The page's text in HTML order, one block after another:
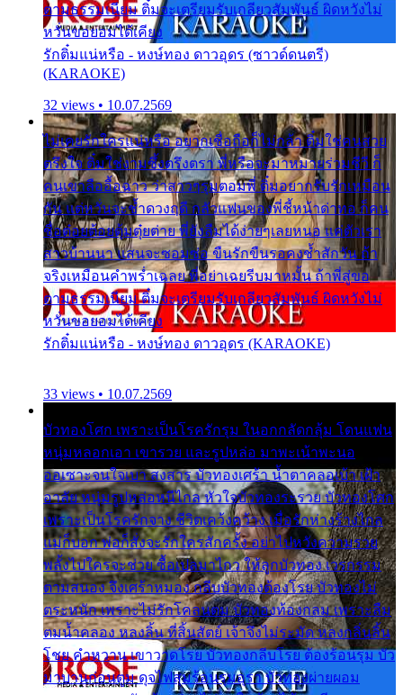
ตามธรรมเนียม ติ๋มจะเตรียมรับเกลียวสัมพันธ์ ผิดหวังไม่
หวั่นขอยอมได้เคียง
รักติ๋มแน่หรือ - หงษ์ทอง ดาวอุดร (ซาวด์ดนตรี)
(KARAOKE)
32 views • 10.07.2569
ไม่เคยรักใครแน่หรือ อยากเชื่อถือก็ไม่กล้า ติ๋มใช่คนสวย
ตรึงใจ ติ๋มใช่งามซึ้งตรึงตรา พี่หรือจะมาหมายร่วมชีวี ก็
คนเขาลืออื้อฉาว ว่าสาวๆรุมตอมพี่ ติ๋มอยากรับรักเหมือน
กัน แต่หวั่นจะช้ำดวงฤดี กลัวแฟนของพี่ชี้หน้าด่าทอ ก็คน
ชื่อต๋อยต้อยตุ้มตุ๋ยต่าย พี่ยังลืมได้ง่ายๆเลยหนอ แค่ตัวเรา
สาวบ้านนา แสนจะซอมซ่อ ขืนรักขืนรอคงช้ำสักวัน ถ้า
จริงเหมือนคำพร่ำเฉลย พี่อย่าเฉยรีบมาหมั้น ถ้าพี่สู่ขอ
ตามธรรมเนียม ติ๋มจะเตรียมรับเกลียวสัมพันธ์ ผิดหวังไม่
หวั่นขอยอมได้เคียง
รักติ๋มแน่หรือ - หงษ์ทอง ดาวอุดร (KARAOKE)
33 views • 10.07.2569
บัวทองโศก เพราะเป็นโรครักรุม ในอกกลัดกลุ้ม โดนแฟน
หนุ่มหลอกเอา เขารวย และรูปหล่อ มาพะเน้าพะนอ
ออเซาะจนใจเบา สงสาร บัวทองเศร้า น้ำตาคลอเบ้า เฝ้า
อาลัย หนุ่มรูปหล่อหนีไกล หัวใจบัวทองระรวย บัวทองโศก
เพราะเป็นโรครักจาง ชีวิตเคว้งคว้าง เมื่อรักห่างร้างไกล
แม่ก็บอก พ่อก็สั่งจะรักใครสักครั้ง อย่าไปหวังความรวย
พลั้งไปใครจะช่วย ซื้อเปลมาไกว ให้ลูกบัวทอง เวรกรรม
ตามสนอง จึงเศร้าหมอง กลีบบัวทองต้องโรย บัวทองไม่
ตระหนัก เพราะไม่รักโคลนตม บัวทองท้องกลม เพราะลืม
ตมน้ำคลอง หลงลิ้น ที่สิ้นสัตย์ เจ้าจึงไม่ระมัด หลงกลิ่นลิ้น
โชย คำหวาน เขาวาดโรย บัวทองกลีบโรย ต้องร้อนรุม บัว
มาบานก่อนตูม ดุจไฟสุมร้อนรุมอุรา บัวทองผ่ายผอม